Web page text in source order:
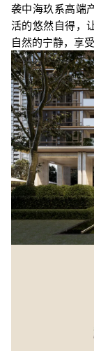
袭中海玖系高端
活的悠然自得，
自然的宁静，享